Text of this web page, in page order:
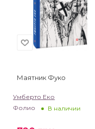
Маятник Фуко
Умберто Еко
Фолио
В наличии